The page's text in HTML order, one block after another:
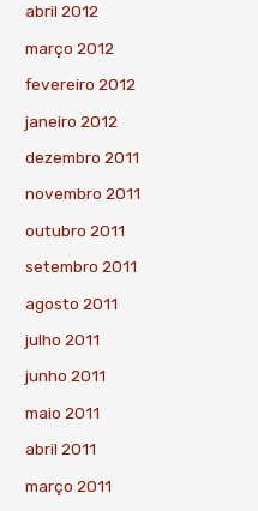
abril 2012
março 2012
fevereiro 2012
janeiro 2012
dezembro 2011
novembro 2011
outubro 2011
setembro 2011
agosto 2011
julho 2011
junho 2011
maio 2011
abril 2011
março 2011